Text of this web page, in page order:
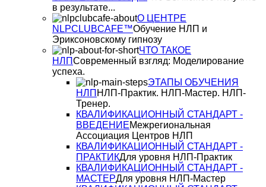
в результате...
О ЦЕНТРЕ
NLPCLUBCAFE™Обучение НЛП и
Эриксоновскому гипнозу
ЧТО ТАКОЕ
НЛПСовременный взгляд: Моделирование
успеха.
ЭТАПЫ ОБУЧЕНИЯ
НЛП НЛП-Практик. НЛП-Мастер. НЛП-
Тренер.
КВАЛИФИКАЦИОННЫЙ СТАНДАРТ -
ВВЕДЕНИЕМежрегиональная
Ассоциация Центров НЛП
КВАЛИФИКАЦИОННЫЙ СТАНДАРТ -
ПРАКТИКДля уровня НЛП-Практик
КВАЛИФИКАЦИОННЫЙ СТАНДАРТ -
МАСТЕРДля уровня НЛП-Мастер